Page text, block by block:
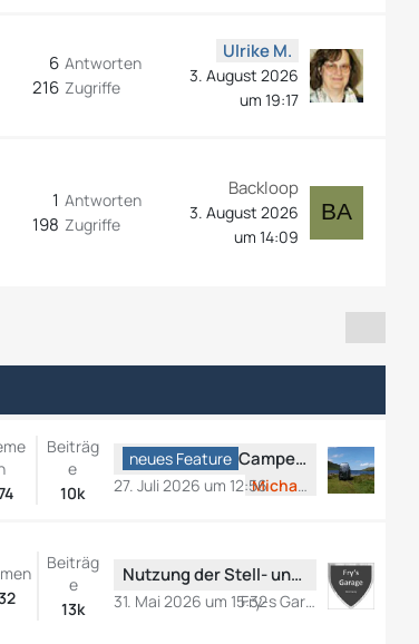
Antworten
6
Zugriffe
216
Ulrike M.
3. August 2026
um 19:17
Antworten
1
Zugriffe
198
Backloop
3. August 2026
um 14:09
Beiträg
e
10k
e
B
neues Feature CamperBoard Radio
MichaelR
27. Juli 2026 um 12:56
Beiträg
e
13k
e
Nutzung der Stell- und Campingplatzinformationen
Fry-s Garage
31. Mai 2026 um 15:32